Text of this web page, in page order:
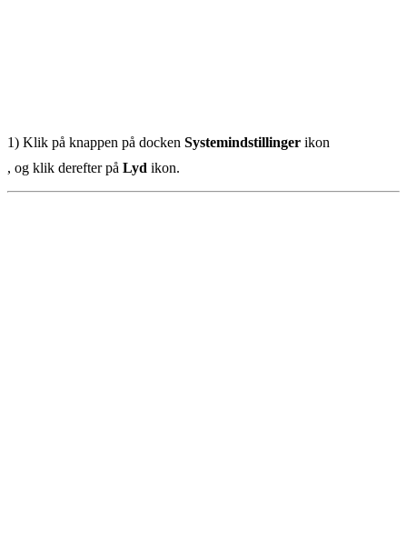
1) Klik på knappen på docken Systemindstillinger ikon
, og klik derefter på Lyd ikon.